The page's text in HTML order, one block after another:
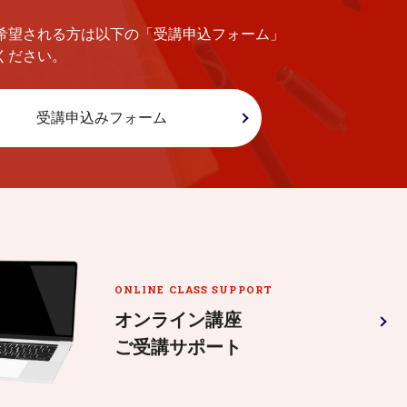
望される方は以下の「受講申込フォーム」
さい。
受講申込みフォーム
ONLINE CLASS SUPPORT
オンライン講座
ご受講サポート